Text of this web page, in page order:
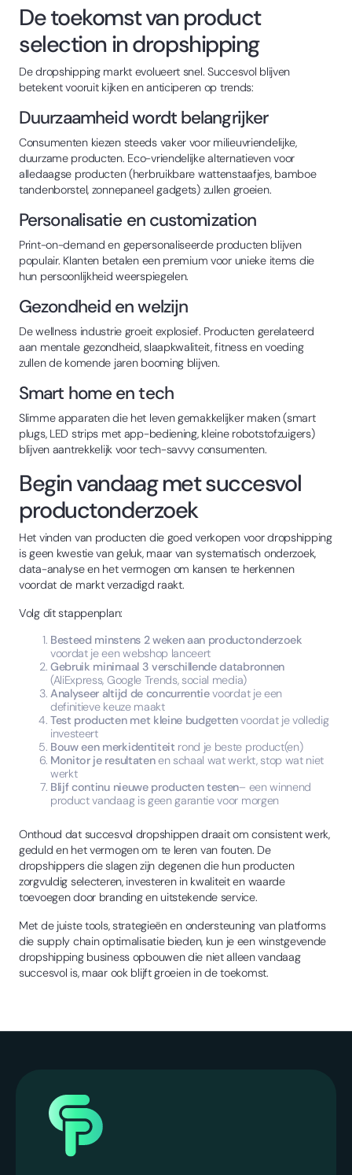
De toekomst van product
selection in dropshipping
De dropshipping markt evolueert snel. Succesvol blijven
betekent vooruit kijken en anticiperen op trends:
Duurzaamheid wordt belangrijker
Consumenten kiezen steeds vaker voor milieuvriendelijke,
duurzame producten. Eco-vriendelijke alternatieven voor
alledaagse producten (herbruikbare wattenstaafjes, bamboe
tandenborstel, zonnepaneel gadgets) zullen groeien.
Personalisatie en customization
Print-on-demand en gepersonaliseerde producten blijven
populair. Klanten betalen een premium voor unieke items die
hun persoonlijkheid weerspiegelen.
Gezondheid en welzijn
De wellness industrie groeit explosief. Producten gerelateerd
aan mentale gezondheid, slaapkwaliteit, fitness en voeding
zullen de komende jaren booming blijven.
Smart home en tech
Slimme apparaten die het leven gemakkelijker maken (smart
plugs, LED strips met app-bediening, kleine robotstofzuigers)
blijven aantrekkelijk voor tech-savvy consumenten.
Begin vandaag met succesvol
productonderzoek
Het vinden van producten die goed verkopen voor dropshipping
is geen kwestie van geluk, maar van systematisch onderzoek,
data-analyse en het vermogen om kansen te herkennen
voordat de markt verzadigd raakt.
Volg dit stappenplan:
Besteed minstens 2 weken aan productonderzoek
voordat je een webshop lanceert
Gebruik minimaal 3 verschillende databronnen
(AliExpress, Google Trends, social media)
Analyseer altijd de concurrentievoordat je een
definitieve keuze maakt
Test producten met kleine budgettenvoordat je volledig
investeert
Bouw een merkidentiteit rond je beste product(en)
Monitor je resultatenen schaal wat werkt, stop wat niet
werkt
Blijf continu nieuwe producten testen– een winnend
product vandaag is geen garantie voor morgen
Onthoud dat succesvol dropshippen draait om consistent werk,
geduld en het vermogen om te leren van fouten. De
dropshippers die slagen zijn degenen die hun producten
zorgvuldig selecteren, investeren in kwaliteit en waarde
toevoegen door branding en uitstekende service.
Met de juiste tools, strategieën en ondersteuning van platforms
die supply chain optimalisatie bieden, kun je een winstgevende
dropshipping business opbouwen die niet alleen vandaag
succesvol is, maar ook blijft groeien in de toekomst.